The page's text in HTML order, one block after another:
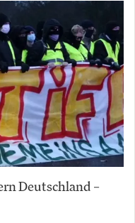
Deutschland –